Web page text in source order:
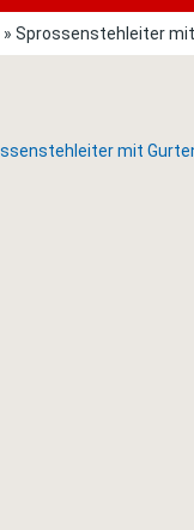
» Sprossenstehleiter